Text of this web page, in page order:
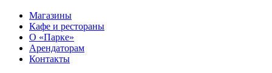
Магазины
Кафе и рестораны
О «Парке»
Арендаторам
Контакты